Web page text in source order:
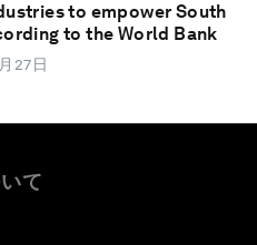
to empower South
to the World Bank
27日
て